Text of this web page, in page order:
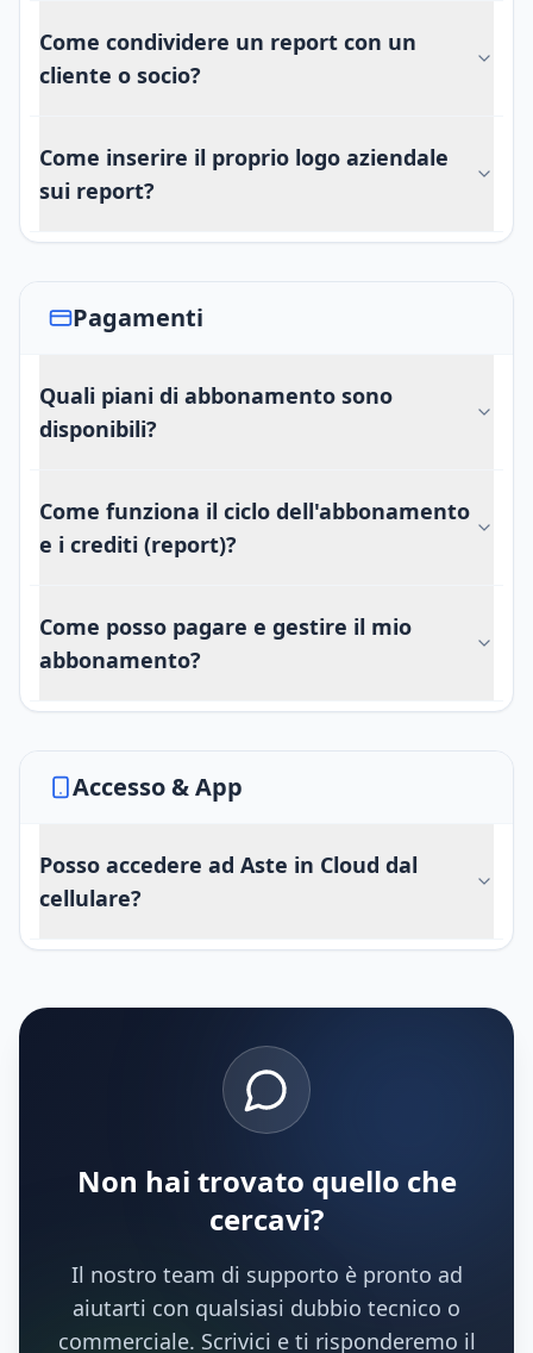
Come condividere un report con un
cliente o socio?
Come inserire il proprio logo aziendale
sui report?
Pagamenti
Quali piani di abbonamento sono
disponibili?
Come funziona il ciclo dell'abbonamento
e i crediti (report)?
Come posso pagare e gestire il mio
abbonamento?
Accesso & App
Posso accedere ad Aste in Cloud dal
cellulare?
Non hai trovato quello che
cercavi?
Il nostro team di supporto è pronto ad
aiutarti con qualsiasi dubbio tecnico o
commerciale. Scrivici e ti risponderemo il